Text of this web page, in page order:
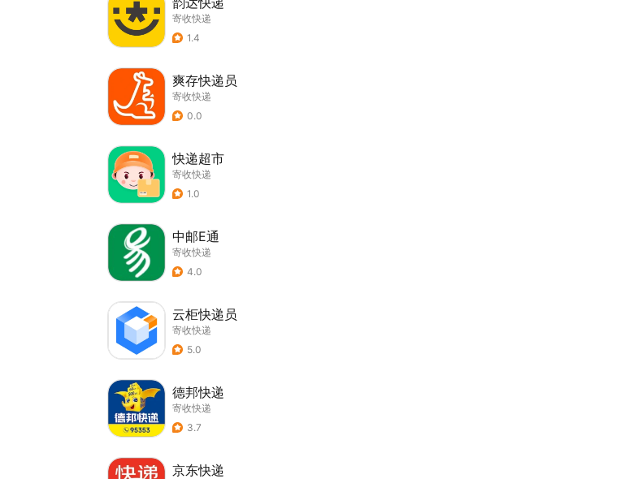
寄收快递
1.4
爽存快递员
寄收快递
0.0
快递超市
寄收快递
1.0
中邮E通
寄收快递
4.0
云柜快递员
寄收快递
5.0
德邦快递
寄收快递
3.7
京东快递